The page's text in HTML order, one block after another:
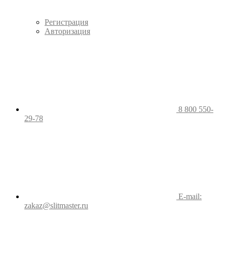
Регистрация
Авторизация
8 800 550-
29-78
E-mail:
zakaz@slitmaster.ru